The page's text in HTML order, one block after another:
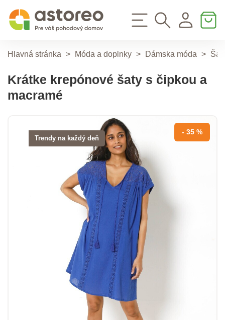
Hlavná stránka > Móda a doplnky > Dámska móda >
Krátke krepónové šaty s čipkou a
macramé
Trendy na každý deň
- 35 %